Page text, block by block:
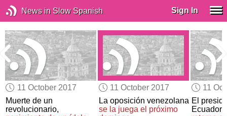
News in Slow Spanish Sign In
11 October 2017
Muerte de un
revolucionario,
11 October 2017
La oposición venezolana
se la juega el próximo
11
El
Ecuador